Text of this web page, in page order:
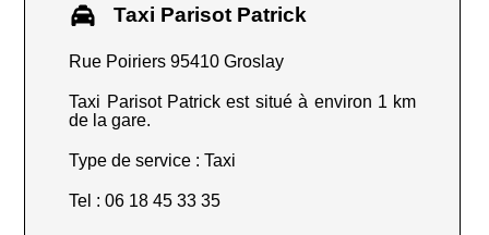
Taxi Parisot Patrick
Rue Poiriers 95410 Groslay
Taxi Parisot Patrick est situé à environ 1 km
de la gare.
Type de service : Taxi
Tel : 06 18 45 33 35